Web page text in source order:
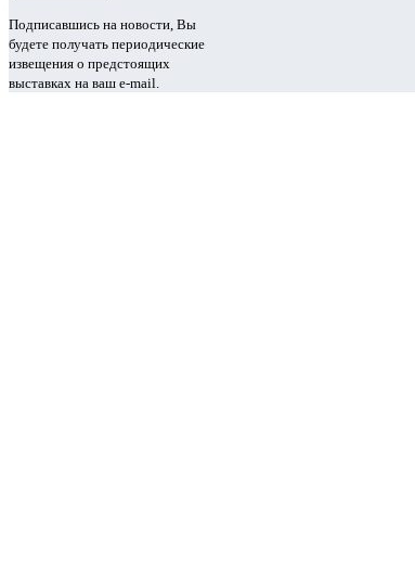
Подписавшись на новости, Вы
будете получать периодические
извещения о предстоящих
выставках на ваш e-mail.